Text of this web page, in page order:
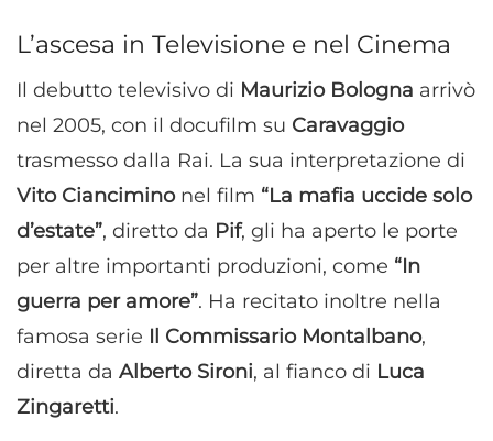
L’ascesa in Televisione e nel Cinema
Il debutto televisivo di Maurizio Bologna arrivò
nel 2005, con il docufilm su Caravaggio
trasmesso dalla Rai. La sua interpretazione di
Vito Cianciminonel film “La mafia uccide solo
d’estate”, diretto da Pif, gli ha aperto le porte
per altre importanti produzioni, come “In
guerra per amore”. Ha recitato inoltre nella
famosa serie Il Commissario Montalbano,
diretta da Alberto Sironi, al fianco di Luca
Zingaretti.